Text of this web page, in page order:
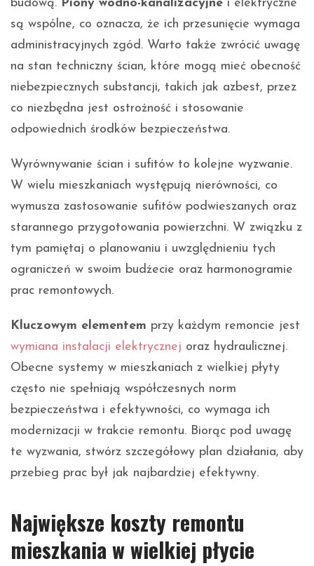
budową. Piony wodno-kanalizacyjne i elektryczne
są wspólne, co oznacza, że ich przesunięcie wymaga
administracyjnych zgód. Warto także zwrócić uwagę
na stan techniczny ścian, które mogą mieć obecność
niebezpiecznych substancji, takich jak azbest, przez
co niezbędna jest ostrożność i stosowanie
odpowiednich środków bezpieczeństwa.
Wyrównywanie ścian i sufitów to kolejne wyzwanie.
W wielu mieszkaniach występują nierówności, co
wymusza zastosowanie sufitów podwieszanych oraz
starannego przygotowania powierzchni. W związku z
tym pamiętaj o planowaniu i uwzględnieniu tych
ograniczeń w swoim budżecie oraz harmonogramie
prac remontowych.
Kluczowym elementem przy każdym remoncie jest
wymiana instalacji elektrycznej oraz hydraulicznej.
Obecne systemy w mieszkaniach z wielkiej płyty
często nie spełniają współczesnych norm
bezpieczeństwa i efektywności, co wymaga ich
modernizacji w trakcie remontu. Biorąc pod uwagę
te wyzwania, stwórz szczegółowy plan działania, aby
przebieg prac był jak najbardziej efektywny.
Największe koszty remontu
mieszkania w wielkiej płycie